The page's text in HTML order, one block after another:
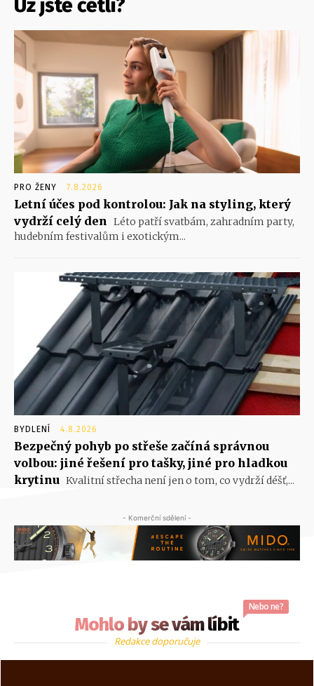
Už jste četli?
PRO ŽENY 7.8.2026
Letní účes pod kontrolou: Jak na styling, který
vydrží celý den
Léto patří svatbám, zahradním party,
hudebním festivalům i exotickým...
BYDLENÍ 4.8.2026
Bezpečný pohyb po střeše začíná správnou
volbou: jiné řešení pro tašky, jiné pro hladkou
krytinu Kvalitní střecha není jen o tom, co vydrží déšť,...
- Komerční sdělení -
Mohlo by se vám líbit
Nebo ne?
Redakce doporučuje